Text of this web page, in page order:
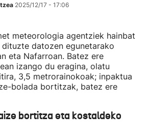
2025/12/17 - 17:06
meteorologia agentziek hainbat
datozen egunetarako
eta Nafarroan. Batez ere
izango du eragina, olatu
3,5 metrorainokoak; inpaktua
bolada bortitzak, batez ere
bortitza eta kostaldeko